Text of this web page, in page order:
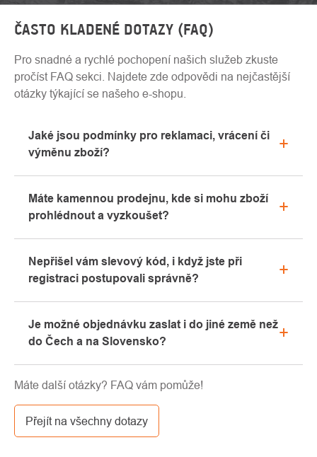
ČASTO KLADENÉ DOTAZY (FAQ)
Pro snadné a rychlé pochopení našich služeb zkuste
pročíst FAQ sekci. Najdete zde odpovědi na nejčastější
otázky týkající se našeho e-shopu.
Jaké jsou podmínky pro reklamaci, vrácení či
výměnu zboží?
v sekci "Vše o nákupu" nebo nás kontaktujte
emailem či telefonicky.
Máte kamennou prodejnu, kde si mohu zboží
prohlédnout a vyzkoušet?
Rádi vám zde poradíme s výběrem vhodného
vybavení, které si můžete vyzkoušet přímo v našem
showroomu.
Nepřišel vám slevový kód, i když jste při
registraci postupovali správně?
záložku „hromadné“ nebo „SPAM“, velice často zde
email s kódem končí. Pokud jste i přesto svůj
slevový kód nenalezli, kontaktujte nás na
info@pavouci.cz
Je možné objednávku zaslat i do jiné země než
do Čech a na Slovensko?
GLS. Cena této dopravy je dle kalkulace od
dopravce.
Máte další otázky? FAQ vám pomůže!
Přejít na všechny dotazy